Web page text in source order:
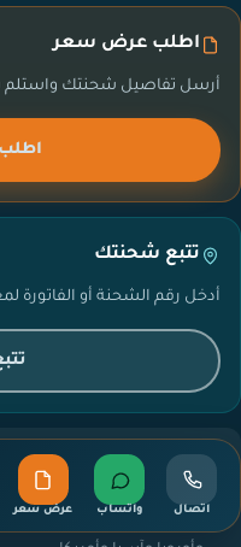
اطلب عرض سعر
أرسل تفاصيل شحنتك واستلم
تتبع شحنتك
أدخل رقم الشحنة أو الفاتورة
استقبال الطلبات طوال
نستلم من كل مدن المملكة
اتصال واتساب عرض سعر